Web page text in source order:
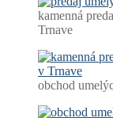
kamenná
Trnave
obchod